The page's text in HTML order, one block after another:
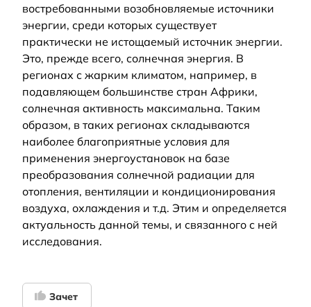
востребованными возобновляемые источники
энергии, среди которых существует
практически не истощаемый источник энергии.
Это, прежде всего, солнечная энергия. В
регионах с жарким климатом, например, в
подавляющем большинстве стран Африки,
солнечная активность максимальна. Таким
образом, в таких регионах складываются
наиболее благоприятные условия для
применения энергоустановок на базе
преобразования солнечной радиации для
отопления, вентиляции и кондиционирования
воздуха, охлаждения и т.д. Этим и определяется
актуальность данной темы, и связанного с ней
исследования.
Зачет